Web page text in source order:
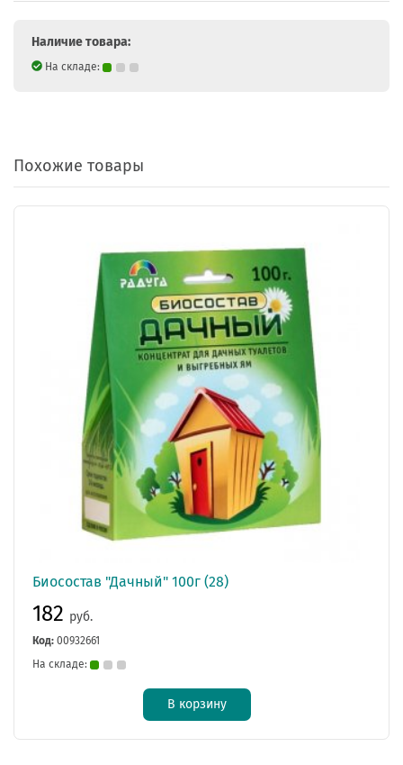
Наличие товара:
На складе:
Похожие товары
Биосостав "Дачный" 100г (28)
182 руб.
Код: 00932661
На складе:
В корзину